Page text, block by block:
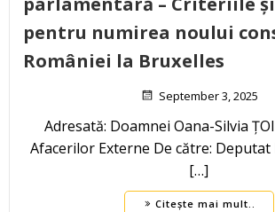
pentru numirea noului
României la Bruxelles
September 3, 2025
Adresată: Doamnei Oana-Silvia
Afacerilor Externe De către: Deputat
[…]
Citește mai mult..